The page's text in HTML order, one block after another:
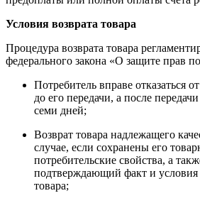
Условия возврата товара
Процедура возврата товара
федерального закона «О защите прав
Потребитель вправе отказаться
до его передачи, а после
семи дней;
Возврат товара надлежащего
случае, если сохранены его
потребительские свойства, а
подтверждающий факт и условия
товара;